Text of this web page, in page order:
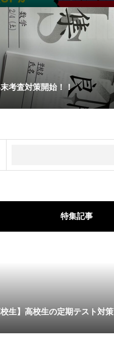
考査対策開始！！
特集記事
校生】高校生の定期テスト対策
合宿1日目